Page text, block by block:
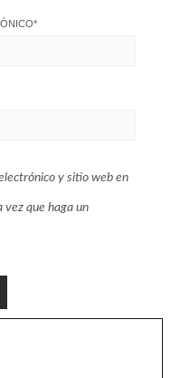
*
y sitio web en
que haga un